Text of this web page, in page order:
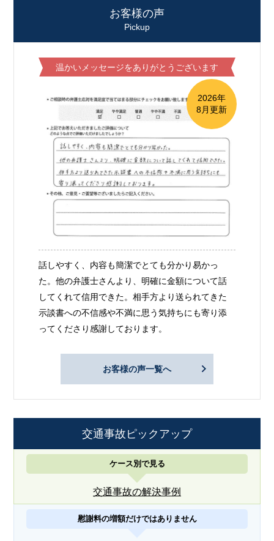
お客様の声
Pickup
温かいメッセージをありがとうございます
2026年
8月更新
話しやすく、内容も簡潔でとても分かり易かっ
た。他の弁護士さんより、明確に金額について話
してくれて信用できた。相手方より送られてきた
示談書への不信感や不満に思う気持ちにも寄り添
ってくださり感謝しております。
お客様の声一覧へ
交通事故ピックアップ
ケース別で見る
交通事故の解決事例
慰謝料の増額だけではありません